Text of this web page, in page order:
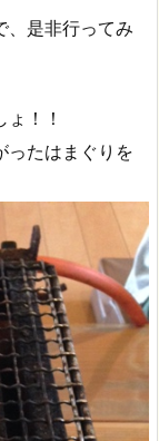
、是非行ってみ
！！
ったはまぐりを